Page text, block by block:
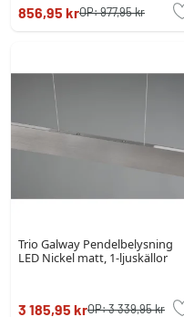
856,95 krOP:977,95 kr
Trio Galway Pendelbelysning
LED Nickel matt, 1-ljuskällor
3 185,95 krOP:3 339,95 kr